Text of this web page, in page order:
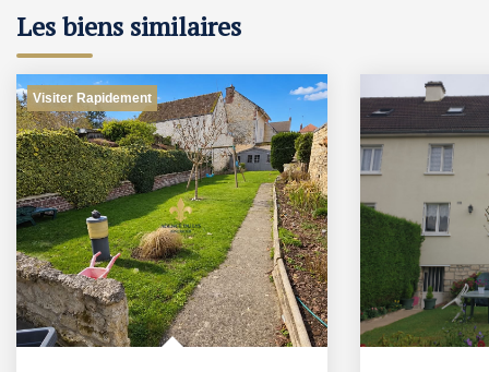
Les biens similaires
Visiter Rapidement